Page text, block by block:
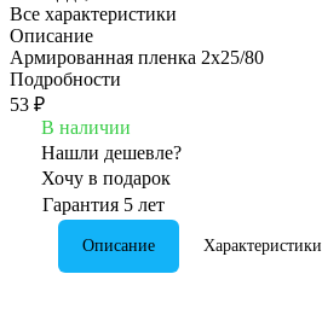
Все характеристики
Описание
Армированная пленка 2х25/80
Подробности
53 ₽
В наличии
Нашли дешевле?
Хочу в подарок
Гарантия 5 лет
Описание Характеристики